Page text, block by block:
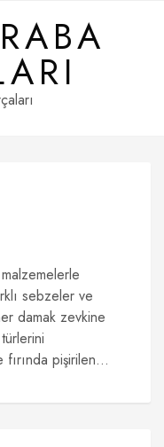
sebzeler ve
damak zevkine
pişirilen...